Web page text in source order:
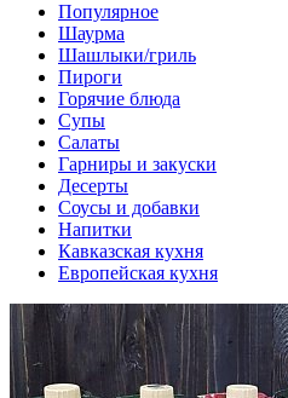
Популярное
Шаурма
Шашлыки/гриль
Пироги
Горячие блюда
Супы
Салаты
Гарниры и закуски
Десерты
Соусы и добавки
Напитки
Кавказская кухня
Европейская кухня